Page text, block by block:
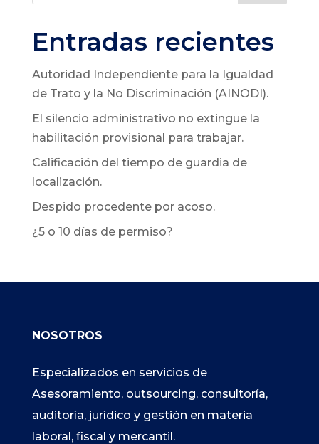
Entradas recientes
Autoridad Independiente para la Igualdad
de Trato y la No Discriminación (AINODI).
El silencio administrativo no extingue la
habilitación provisional para trabajar.
Calificación del tiempo de guardia de
localización.
Despido procedente por acoso.
¿5 o 10 días de permiso?
NOSOTROS
Especializados en servicios de
Asesoramiento, outsourcing, consultoría,
auditoría, jurídico y gestión en materia
laboral, fiscal y mercantil.